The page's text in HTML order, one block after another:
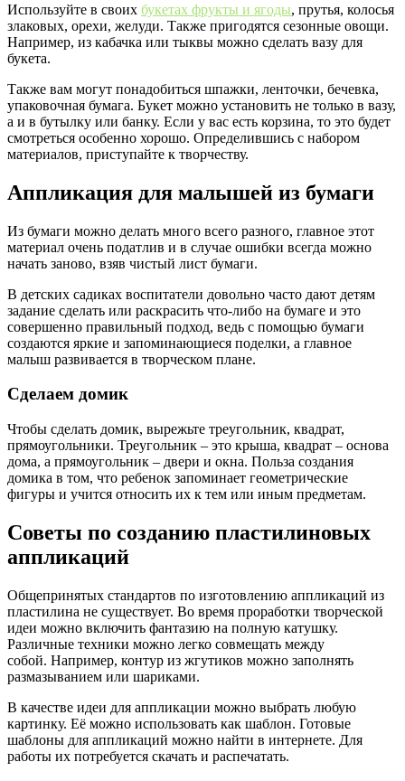
Используйте в своих букетах фрукты и ягоды, прутья, колосья
злаковых, орехи, желуди. Также пригодятся сезонные овощи.
Например, из кабачка или тыквы можно сделать вазу для
букета.
Также вам могут понадобиться шпажки, ленточки, бечевка,
упаковочная бумага. Букет можно установить не только в вазу,
а и в бутылку или банку. Если у вас есть корзина, то это будет
смотреться особенно хорошо. Определившись с набором
материалов, приступайте к творчеству.
Аппликация для малышей из бумаги
Из бумаги можно делать много всего разного, главное этот
материал очень податлив и в случае ошибки всегда можно
начать заново, взяв чистый лист бумаги.
В детских садиках воспитатели довольно часто дают детям
задание сделать или раскрасить что-либо на бумаге и это
совершенно правильный подход, ведь с помощью бумаги
создаются яркие и запоминающиеся поделки, а главное
малыш развивается в творческом плане.
Сделаем домик
Чтобы сделать домик, вырежьте треугольник, квадрат,
прямоугольники. Треугольник – это крыша, квадрат – основа
дома, а прямоугольник – двери и окна. Польза создания
домика в том, что ребенок запоминает геометрические
фигуры и учится относить их к тем или иным предметам.
Советы по созданию пластилиновых
аппликаций
Общепринятых стандартов по изготовлению аппликаций из
пластилина не существует. Во время проработки творческой
идеи можно включить фантазию на полную катушку.
Различные техники можно легко совмещать между
собой. Например, контур из жгутиков можно заполнять
размазыванием или шариками.
В качестве идеи для аппликации можно выбрать любую
картинку. Её можно использовать как шаблон. Готовые
шаблоны для аппликаций можно найти в интернете. Для
работы их потребуется скачать и распечатать.